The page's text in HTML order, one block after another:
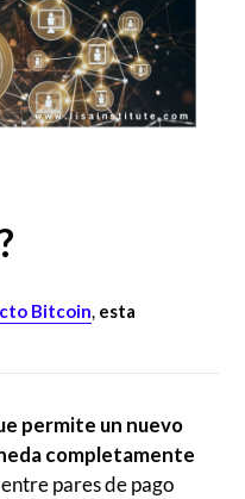
Bitcoin, esta
permite un nuevo
completamente
pares de pago